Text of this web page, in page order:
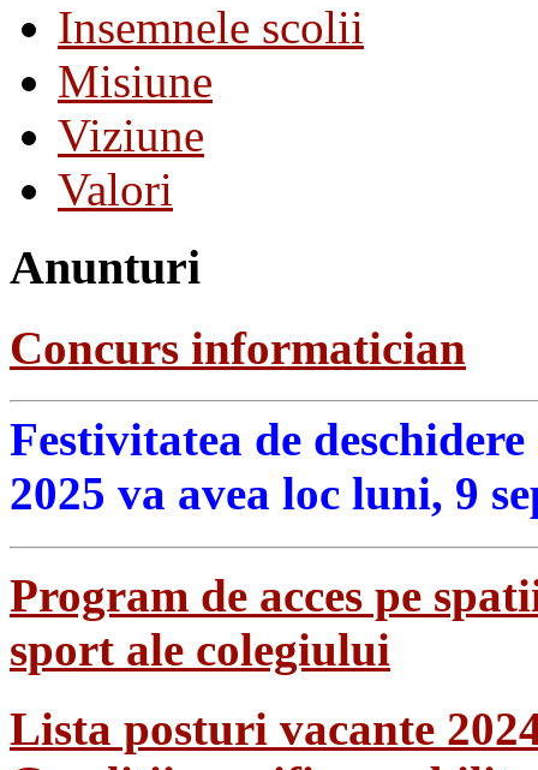
Insemnele scolii
Misiune
Viziune
Valori
Anunturi
Concurs informatician
Festivitatea de
2025 va avea loc luni, 9
Program de acces pe
sport ale colegiului
Lista posturi vacante